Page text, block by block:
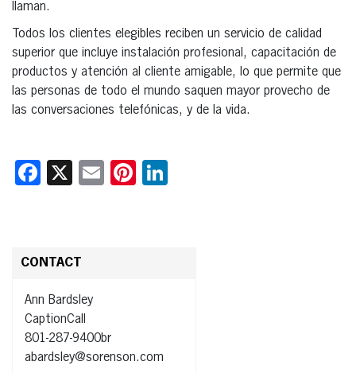
llaman.
Todos los clientes elegibles reciben un servicio de calidad
superior que incluye instalación profesional, capacitación de
productos y atención al cliente amigable, lo que permite que
las personas de todo el mundo saquen mayor provecho de
las conversaciones telefónicas, y de la vida.
Facebook
X EmailPinterest
CONTACT
Ann Bardsley
CaptionCall
801-287-9400br
abardsley@sorenson.com